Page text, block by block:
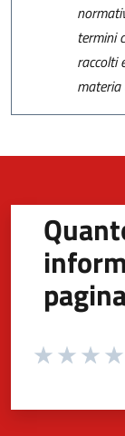
termini
raccolti
materia
Valuta da 1 a